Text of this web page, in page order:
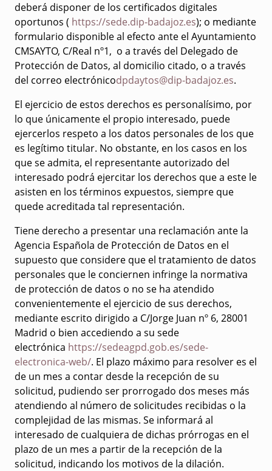
deberá disponer de los certificados digitales
oportunos ( https://sede.dip-badajoz.es); o mediante
formulario disponible al efecto ante el Ayuntamiento
CMSAYTO, C/Real nº1, o a través del Delegado de
Protección de Datos, al domicilio citado, o a través
del correo electrónicodpdaytos@dip-badajoz.es.
El ejercicio de estos derechos es personalísimo, por
lo que únicamente el propio interesado, puede
ejercerlos respeto a los datos personales de los que
es legítimo titular. No obstante, en los casos en los
que se admita, el representante autorizado del
interesado podrá ejercitar los derechos que a este le
asisten en los términos expuestos, siempre que
quede acreditada tal representación.
Tiene derecho a presentar una reclamación ante la
Agencia Española de Protección de Datos en el
supuesto que considere que el tratamiento de datos
personales que le conciernen infringe la normativa
de protección de datos o no se ha atendido
convenientemente el ejercicio de sus derechos,
mediante escrito dirigido a C/Jorge Juan nº 6, 28001
Madrid o bien accediendo a su sede
electrónica https://sedeagpd.gob.es/sede-
electronica-web/. El plazo máximo para resolver es el
de un mes a contar desde la recepción de su
solicitud, pudiendo ser prorrogado dos meses más
atendiendo al número de solicitudes recibidas o la
complejidad de las mismas. Se informará al
interesado de cualquiera de dichas prórrogas en el
plazo de un mes a partir de la recepción de la
solicitud, indicando los motivos de la dilación.